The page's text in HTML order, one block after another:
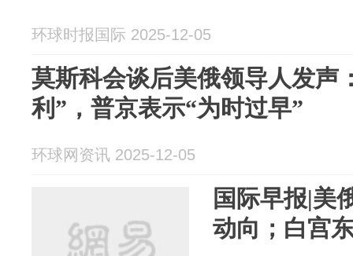
环球时报国际 2025-12-05
莫斯科会谈后美俄领导人发声
利”，普京表示“为时过早”
环球网资讯 2025-12-05
国际早报|美
动向；白宫